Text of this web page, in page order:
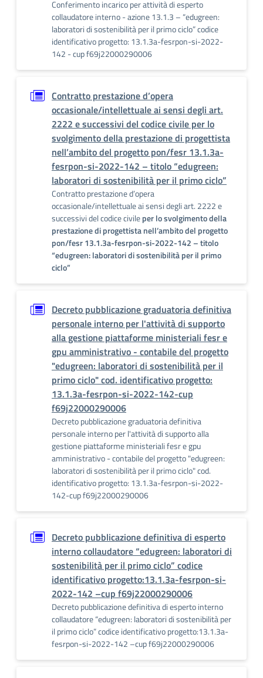
Conferimento incarico per attività di esperto
collaudatore interno - azione 13.1.3 – “edugreen:
laboratori di sostenibilità per il primo ciclo” codice
identificativo progetto: 13.1.3a-fesrpon-si-2022-
142 - cup f69j22000290006
Contratto prestazione d’opera
occasionale/intellettuale ai sensi degli art.
2222 e successivi del codice civile per lo
svolgimento della prestazione di progettista
nell’ambito del progetto pon/fesr 13.1.3a-
fesrpon-si-2022-142 – titolo “edugreen:
laboratori di sostenibilità per il primo ciclo”
Contratto prestazione d’opera
occasionale/intellettuale ai sensi degli art. 2222 e
successivi del codice civileper lo svolgimento della
prestazione di progettista nell’ambito del progetto
pon/fesr 13.1.3a-fesrpon-si-2022-142 – titolo
“edugreen: laboratori di sostenibilità per il primo
ciclo”
Decreto pubblicazione graduatoria definitiva
personale interno per l'attività di supporto
alla gestione piattaforme ministeriali fesr e
gpu amministrativo - contabile del progetto
"edugreen: laboratori di sostenibilità per il
primo ciclo" cod. identificativo progetto:
13.1.3a-fesrpon-si-2022-142-cup
f69j22000290006
Decreto pubblicazione graduatoria definitiva
personale interno per l'attività di supporto alla
gestione piattaforme ministeriali fesr e gpu
amministrativo - contabile del progetto "edugreen:
laboratori di sostenibilità per il primo ciclo" cod.
identificativo progetto: 13.1.3a-fesrpon-si-2022-
142-cup f69j22000290006
Decreto pubblicazione definitiva di esperto
interno collaudatore “edugreen: laboratori di
sostenibilità per il primo ciclo” codice
identificativo progetto:13.1.3a-fesrpon-si-
2022-142 –cup f69j22000290006
Decreto pubblicazione definitiva di esperto interno
collaudatore “edugreen: laboratori di sostenibilità per
il primo ciclo” codice identificativo progetto:13.1.3a-
fesrpon-si-2022-142 –cup f69j22000290006